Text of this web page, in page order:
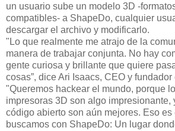
un usuario sube un modelo 3D -
compatibles- a ShapeDo, cualquier
descargar el archivo y modificarlo.
"Lo que realmente me atrajo de la
manera de trabajar conjunta. No hay
gente curiosa y brillante que quiere
cosas”, dice Ari Isaacs, CEO y
"Queremos hackear el mundo, porque
impresoras 3D son algo impresionante,
código abierto son aún mejores. Eso
buscamos con ShapeDo: Un lugar